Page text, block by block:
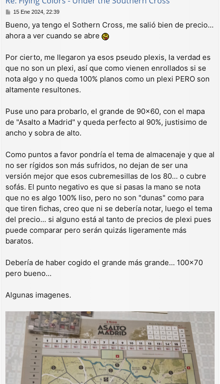
M
n
s
e
15 Ene 2024, 22:39
Bueno, ya tengo el Sothern Cross, me salió bien de precio...
ahora a ver cuando se abre
Por cierto, me llegaron ya esos pseudo plexis, la verdad es
que no son un plexi, así que como vienen enrollados si se
nota algo y no queda 100% planos como un plexi PERO son
altamente resultones.
Puse uno para probarlo, el grande de 90x60, con el mapa
de "Asalto a Madrid" y queda perfecto al 90%, justisimo de
ancho y sobra de alto.
Como puntos a favor pondría el tema de almacenaje y que al
no ser rígidos son más sufridos, no dejan de ser una
versión mejor que esos cubremesillas de los 80... o cubre
sofás. El punto negativo es que si pasas la mano se nota
que no es algo 100% liso, pero no son "dunas" como para
que tiren fichas, creo que ni se debería notar, luego el tema
del precio... si alguno está al tanto de precios de plexi pues
puede comparar pero serán quizás ligeramente más
baratos.
Debería de haber cogido el grande más grande... 100x70
pero bueno...
Algunas imagenes.